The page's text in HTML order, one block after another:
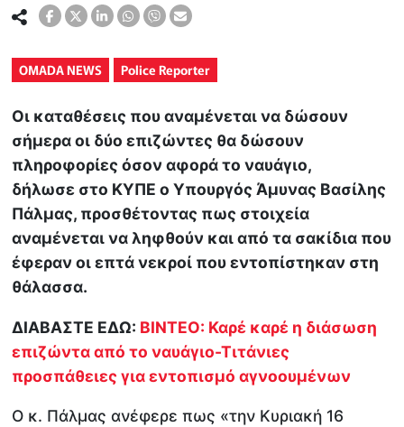
OMADA NEWS Police Reporter
Οι καταθέσεις που αναμένεται να δώσουν
σήμερα οι δύο επιζώντες θα δώσουν
πληροφορίες όσον αφορά το ναυάγιο,
δήλωσε στο ΚΥΠΕ ο Υπουργός Άμυνας Βασίλης
Πάλμας, προσθέτοντας πως στοιχεία
αναμένεται να ληφθούν και από τα σακίδια που
έφεραν οι επτά νεκροί που εντοπίστηκαν στη
θάλασσα.
ΔΙΑΒΑΣΤΕ ΕΔΩ: ΒΙΝΤΕΟ: Καρέ καρέ η διάσωση
επιζώντα από το ναυάγιο-Τιτάνιες
προσπάθειες για εντοπισμό αγνοουμένων
Ο κ. Πάλμας ανέφερε πως «την Κυριακή 16